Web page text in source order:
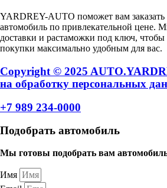
YARDREY-AUTO поможет вам
автомобиль по привлекательной цене.
доставки и растаможки под ключ, чтобы
покупки максимально удобным для вас.
Copyright © 2025
на обработку персональных
+7 989 234-0000
Подобрать автомобиль
Мы готовы подобрать вам автомобиль
Имя